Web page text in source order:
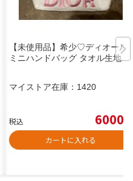
【未使用品】希少♡ディオール
ミニハンドバッグ タオル生地
マイストア在庫： 1420
税込 6000
カートに入れる